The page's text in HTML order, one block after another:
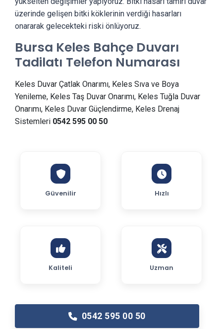
üzerinde gelişen bitki köklerinin verdiği hasarları
onararak gelecekteki riski önlüyoruz.
Bursa Keles Bahçe Duvarı
Tadilatı Telefon Numarası
Keles Duvar Çatlak Onarımı, Keles Sıva ve Boya
Yenileme, Keles Taş Duvar Onarımı, Keles Tuğla Duvar
Onarımı, Keles Duvar Güçlendirme, Keles Drenaj
Sistemleri 0542 595 00 50
Güvenilir Hızlı
Kaliteli Uzman
0542 595 00 50